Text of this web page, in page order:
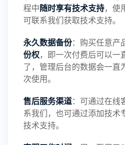
2024-06-03 更新
2024-05-05 更新
2024-04-03 更新
程中随时享有技术支持，使
可联系我们获取技术支持。
永久数据备份：购买任意产
份权，即一次付费后可以一
了，管理后台的数据会一直
次使用。
售后服务渠道：可通过在线
系我们，也可通过添加技术
技术支持。